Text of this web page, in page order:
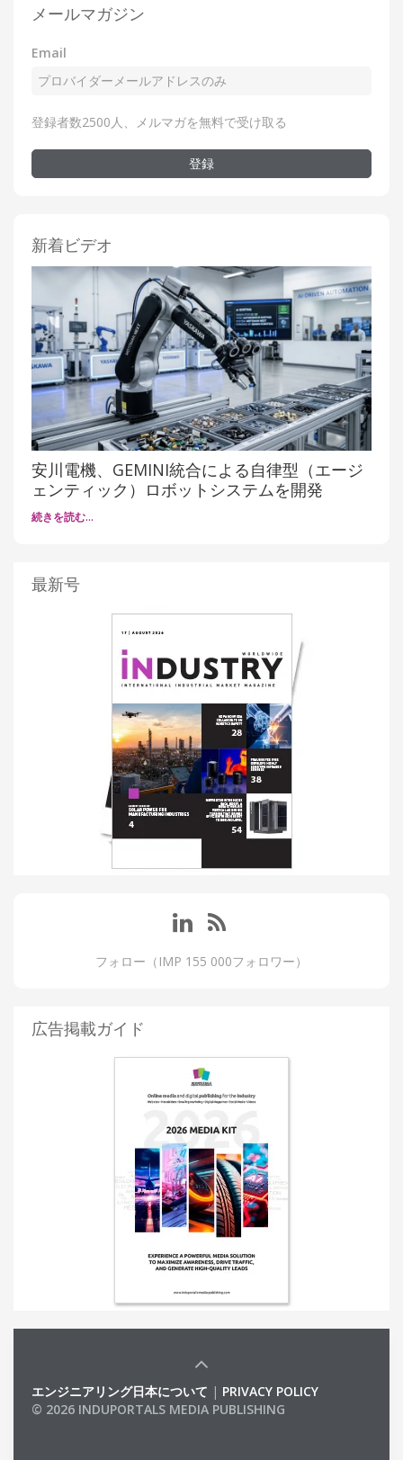
メールマガジン
Email
登録者数2500人、メルマガを無料で受け取る
登録
新着ビデオ
安川電機、GEMINI統合による自律型（エージ
ェンティック）ロボットシステムを開発
続きを読む…
最新号
フォロー（IMP 155 000フォロワー）
広告掲載ガイド
エンジニアリング日本について | PRIVACY POLICY
© 2026 INDUPORTALS MEDIA PUBLISHING